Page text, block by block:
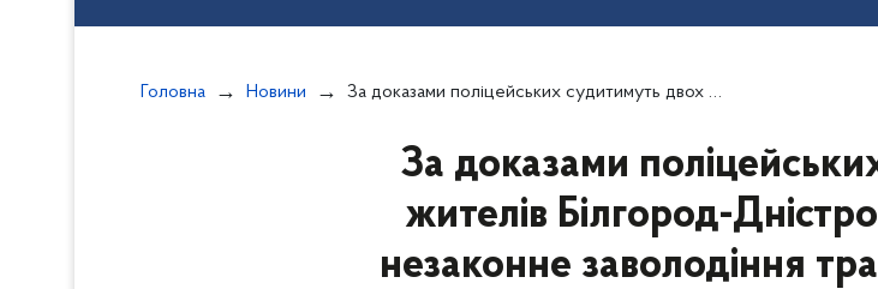
Головна Новини За доказами поліцейських судитимуть двох жителів Білгород-Дністровського району за незаконне заволодіння трактором та мопедом
За доказами
жителів Білгород-
незаконне заволодіння